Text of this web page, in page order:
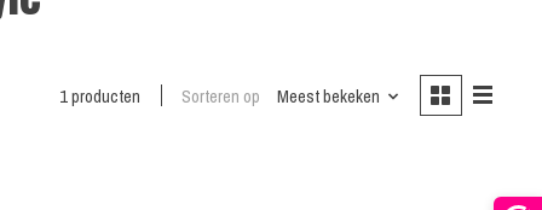
1 producten Sorteren op Meest bekeken